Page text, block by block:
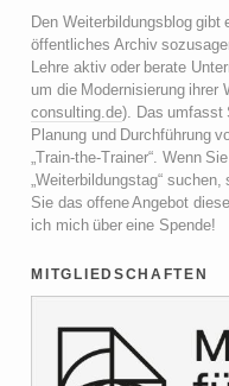
Den Weiterbildungsblog
öffentliches Archiv
Lehre aktiv oder berate
um die Modernisierung ihrer
consulting.de). Das umfasst
Planung und Durchführung
„Train-the-Trainer“. Wenn
„Weiterbildungstag“
Sie das offene Angebot
ich mich über eine Spende!
mitgliedschaften